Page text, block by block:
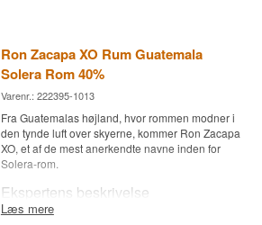
Ron Zacapa XO Rum Guatemala
Solera Rom 40%
Varenr.: 222395-1013
Fra Guatemalas højland, hvor rommen modner i
den tynde luft over skyerne, kommer Ron Zacapa
XO, et af de mest anerkendte navne inden for
Solera-rom.
Ekspertens beskrivelse
Læs mere